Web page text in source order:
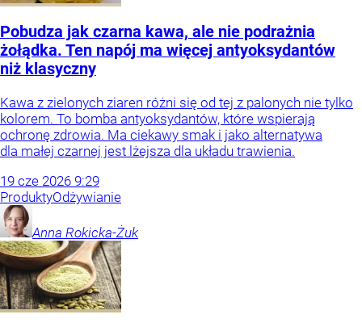
Pobudza jak czarna kawa, ale nie podrażnia
żołądka. Ten napój ma więcej antyoksydantów
niż klasyczny
Kawa z zielonych ziaren różni się od tej z palonych nie tylko
kolorem. To bomba antyoksydantów, które wspierają
ochronę zdrowia. Ma ciekawy smak i jako alternatywa
dla małej czarnej jest lżejsza dla układu trawienia.
19 cze 2026 9:29
ProduktyOdżywianie
Anna Rokicka-Żuk